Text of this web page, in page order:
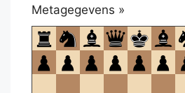
Metagegevens »
om
te
openen.